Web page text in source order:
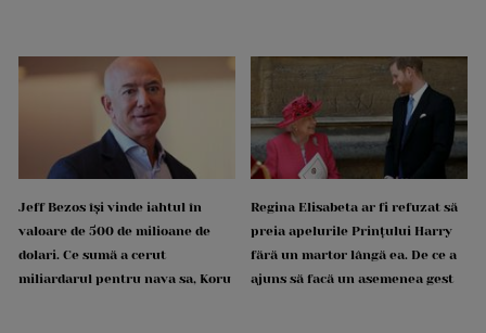
Jeff Bezos își vinde iahtul în
valoare de 500 de milioane de
dolari. Ce sumă a cerut
miliardarul pentru nava sa, Koru
Regina Elisabeta ar fi refuzat să
preia apelurile Prințului Harry
fără un martor lângă ea. De ce a
ajuns să facă un asemenea gest